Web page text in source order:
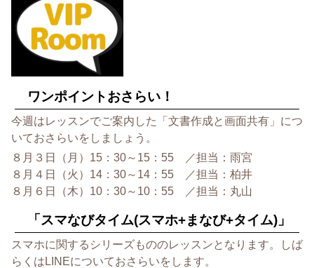
ワンポイントおさらい！
今週はレッスンでご案内した「文書作成と画面共有」につ
いておさらいをしましょう。
８月３日（月）15：30～15：55 ／担当：雨宮
８月４日（火）14：30～14：55 ／担当：柏井
８月６日（木）10：30～10：55 ／担当：丸山
「スマなびタイム(スマホ+まなび+タイム)」
スマホに関するシリーズもののレッスンとなります。しば
らくはLINEについておさらいをします。